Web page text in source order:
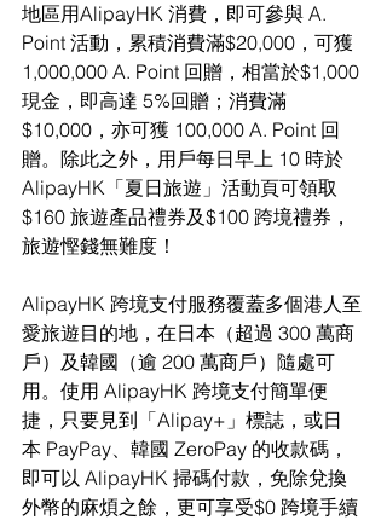
地區用AlipayHK 消費，即可參與 A.
Point 活動，累積消費滿$20,000，可獲
1,000,000 A. Point 回贈，相當於$1,000
現金，即高達 5%回贈；消費滿
$10,000，亦可獲 100,000 A. Point 回
贈。除此之外，用戶每日早上 10 時於
AlipayHK「夏日旅遊」活動頁可領取
$160 旅遊產品禮券及$100 跨境禮券，
旅遊慳錢無難度！
AlipayHK 跨境支付服務覆蓋多個港人至
愛旅遊目的地，在日本（超過 300 萬商
戶）及韓國（逾 200 萬商戶）隨處可
用。使用 AlipayHK 跨境支付簡單便
捷，只要見到「Alipay+」標誌，或日
本 PayPay、韓國 ZeroPay 的收款碼，
即可以 AlipayHK 掃碼付款，免除兌換
外幣的麻煩之餘，更可享受$0 跨境手續